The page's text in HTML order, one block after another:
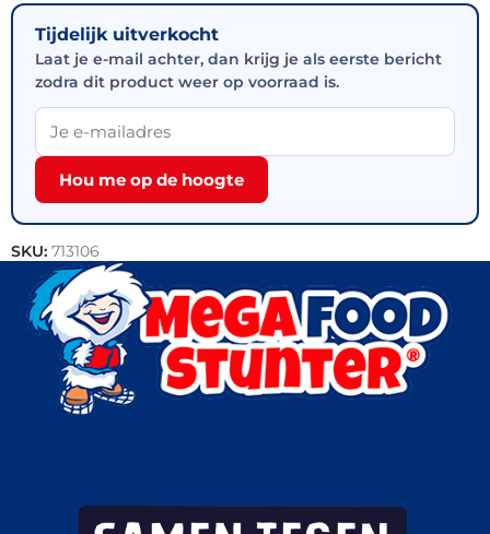
Tijdelijk uitverkocht
Laat je e-mail achter, dan krijg je als eerste bericht
zodra dit product weer op voorraad is.
Hou me op de hoogte
SKU: 713106
Categorieën:Vlees